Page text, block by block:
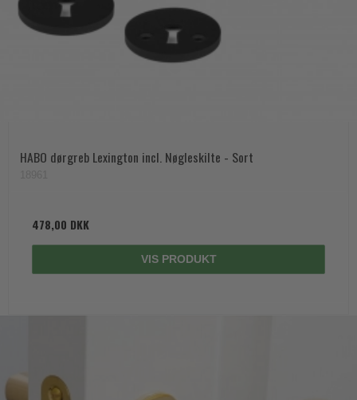
HABO dørgreb Lexington incl. Nøgleskilte - Sort
478,00 DKK
VIS PRODUKT